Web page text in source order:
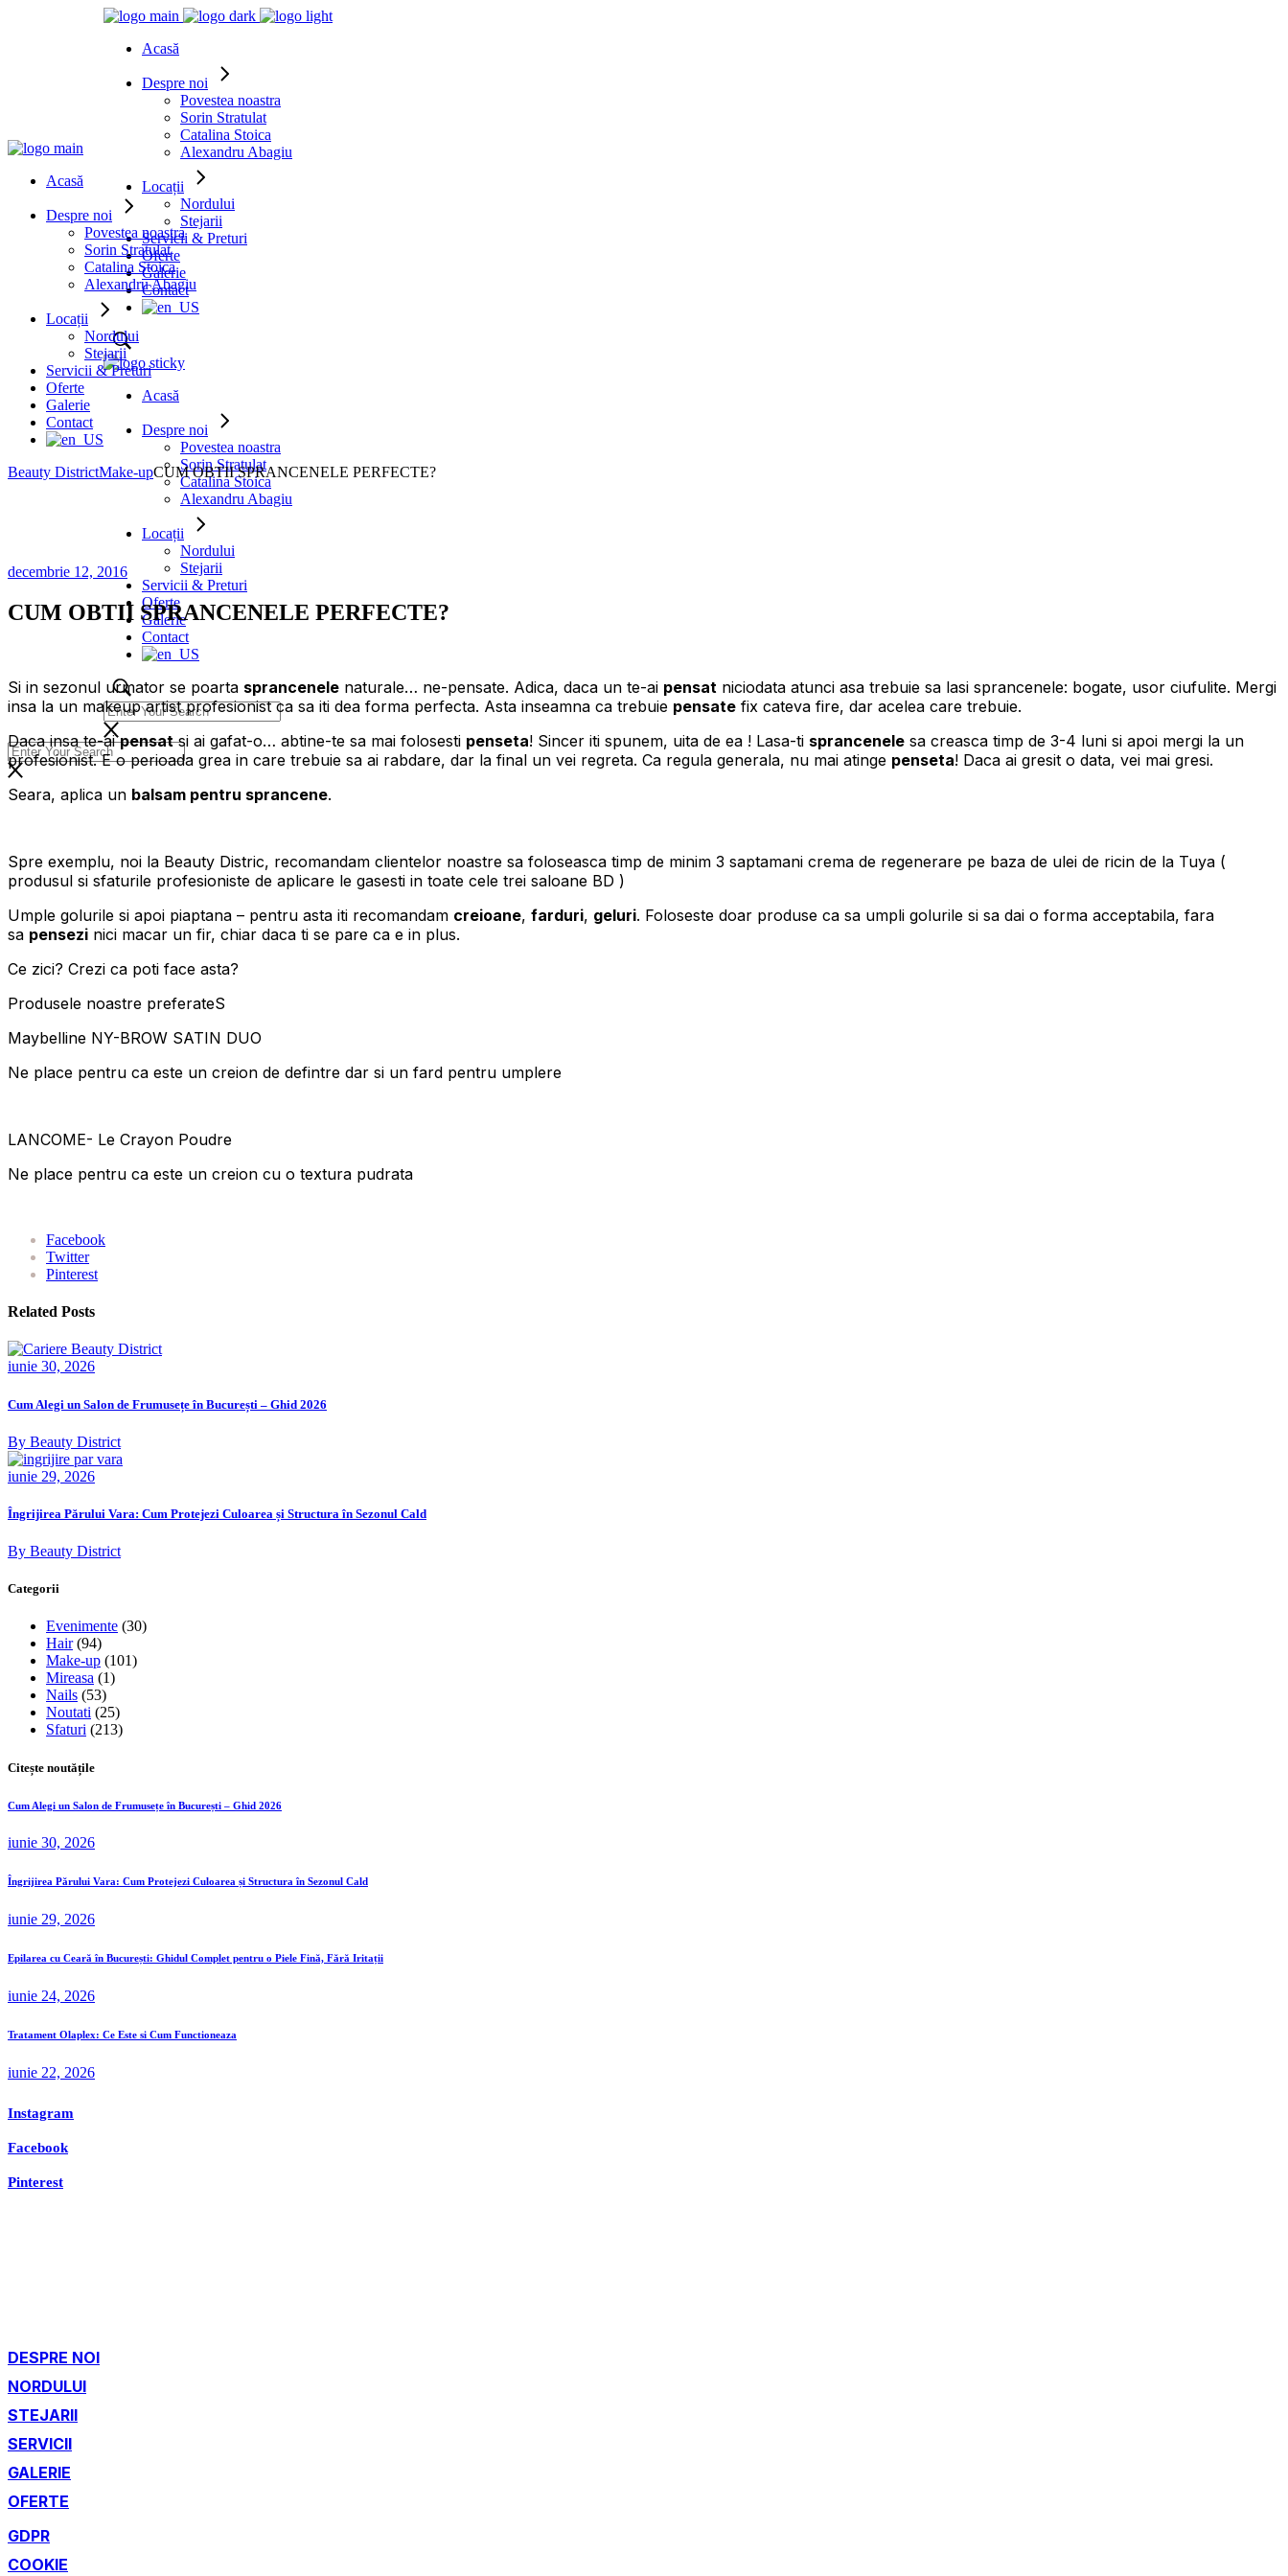
Acasă
Despre noi
Povestea noastra
Sorin Stratulat
Catalina Stoica
Alexandru Abagiu
Locații
Nordului
Stejarii
Servicii & Preturi
Oferte
Galerie
Contact
Acasă
Despre noi
Povestea noastra
Sorin Stratulat
Catalina Stoica
Alexandru Abagiu
Locații
Nordului
Stejarii
Servicii & Preturi
Oferte
Galerie
Contact
Acasă
Despre noi
Povestea noastra
Sorin Stratulat
Catalina Stoica
Alexandru Abagiu
Locații
Nordului
Stejarii
Servicii & Preturi
Oferte
Galerie
Contact
Beauty DistrictMake-upCUM OBTII SPRANCENELE PERFECTE?
decembrie 12, 2016
CUM OBTII SPRANCENELE PERFECTE?
Si in sezonul urmator se poarta sprancenele naturale… ne-pensate. Adica, daca un te-ai pensat niciodata atunci asa trebuie sa lasi sprancenele: bogate, usor ciufulite. Mergi
insa la un makeup artist profesionist ca sa iti dea forma perfecta. Asta inseamna ca trebuie pensate fix cateva fire, dar acelea care trebuie.
Daca insa te-aipensatsi ai gafat-o… abtine-te sa mai folosesti penseta! Sincer iti spunem, uita de ea ! Lasa-ti sprancenele sa creasca timp de 3-4 luni si apoi mergi la un
profesionist. E o perioada grea in care trebuie sa ai rabdare, dar la final un vei regreta. Ca regula generala, nu mai atinge penseta! Daca ai gresit o data, vei mai gresi.
Seara, aplica un balsam pentru sprancene.
Spre exemplu, noi la Beauty Distric, recomandam clientelor noastre sa foloseasca timp de minim 3 saptamani crema de regenerare pe baza de ulei de ricin de la Tuya (
produsul si sfaturile profesioniste de aplicare le gasesti in toate cele trei saloane BD )
Umple golurile si apoi piaptana – pentru asta iti recomandam creioane, farduri, geluri. Foloseste doar produse ca sa umpli golurile si sa dai o forma acceptabila, fara
sa pensezi nici macar un fir, chiar daca ti se pare ca e in plus.
Ce zici? Crezi ca poti face asta?
Produsele noastre preferateS
Maybelline NY-BROW SATIN DUO
Ne place pentru ca este un creion de defintre dar si un fard pentru umplere
LANCOME- Le Crayon Poudre
Ne place pentru ca este un creion cu o textura pudrata
Facebook
Twitter
Pinterest
Related Posts
iunie 30, 2026
Cum Alegi un Salon de Frumusețe în București – Ghid 2026
By Beauty District
iunie 29, 2026
Îngrijirea Părului Vara: Cum Protejezi Culoarea și Structura în Sezonul Cald
By Beauty District
Categorii
Evenimente (30)
Hair(94)
Make-up (101)
Mireasa (1)
Nails (53)
Noutati (25)
Sfaturi (213)
Citește noutățile
Cum Alegi un Salon de Frumusețe în București – Ghid 2026
iunie 30, 2026
Îngrijirea Părului Vara: Cum Protejezi Culoarea și Structura în Sezonul Cald
iunie 29, 2026
Epilarea cu Ceară în București: Ghidul Complet pentru o Piele Fină, Fără Iritații
iunie 24, 2026
Tratament Olaplex: Ce Este si Cum Functioneaza
iunie 22, 2026
Instagram
Facebook
Pinterest
DESPRE NOI
NORDULUI
STEJARII
SERVICII
GALERIE
OFERTE
GDPR
COOKIE